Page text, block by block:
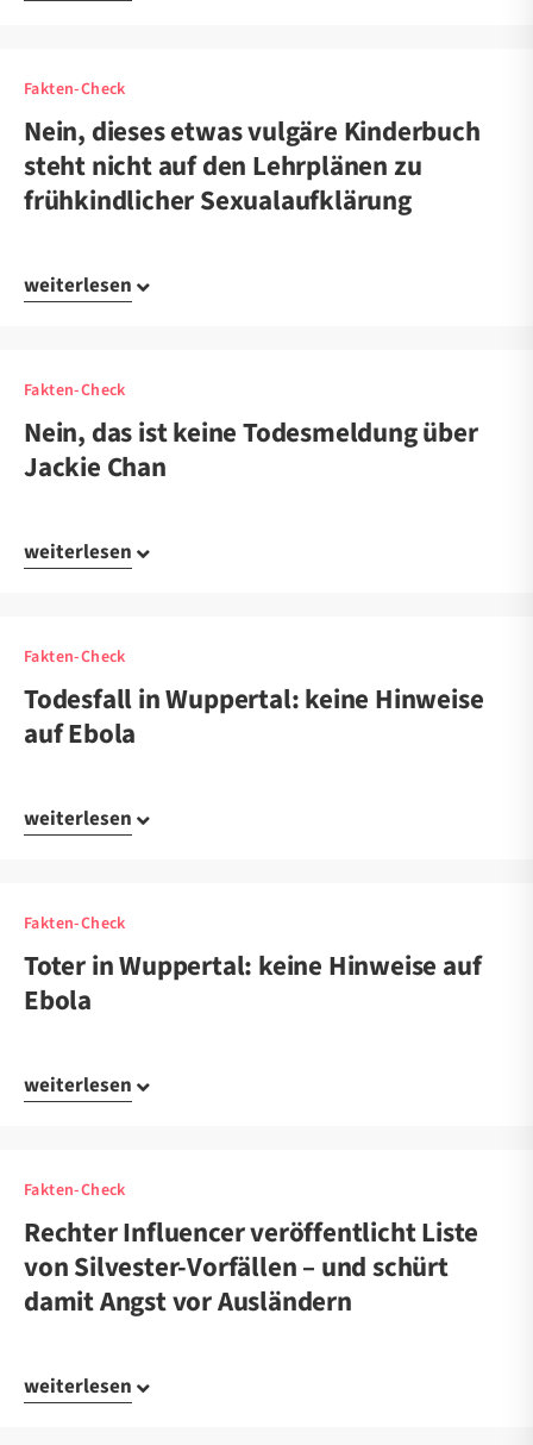
Fakten-Check
Nein, dieses etwas vulgäre Kinderbuch
steht nicht auf den Lehrplänen zu
frühkindlicher Sexualaufklärung
weiterlesen
Fakten-Check
Nein, das ist keine Todesmeldung über
Jackie Chan
weiterlesen
Fakten-Check
Todesfall in Wuppertal: keine Hinweise
auf Ebola
weiterlesen
Fakten-Check
Toter in Wuppertal: keine Hinweise auf
Ebola
weiterlesen
Fakten-Check
Rechter Influencer veröffentlicht Liste
von Silvester-Vorfällen – und schürt
damit Angst vor Ausländern
weiterlesen